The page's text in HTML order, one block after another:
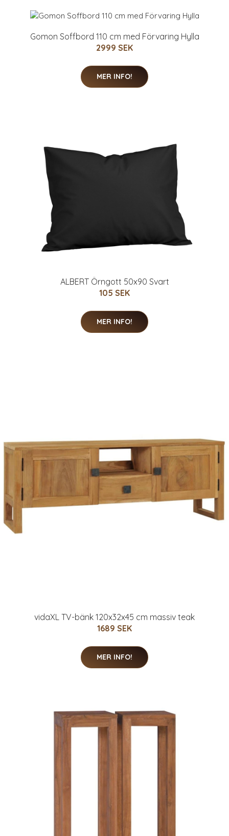
Gomon Soffbord 110 cm med Förvaring Hylla
2999 SEK
MER INFO!
ALBERT Örngott 50x90 Svart
105 SEK
MER INFO!
vidaXL TV-bänk 120x32x45 cm massiv teak
1689 SEK
MER INFO!